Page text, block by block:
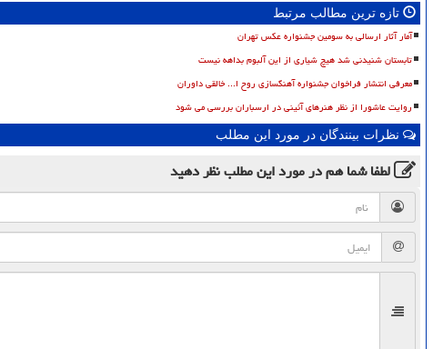
تازه ترین مطالب مرتبط
آمار آثار ارسالی به سومین جشنواره عکس تهران
تابستان شنیدنی شد هیچ شیاری از این آلبوم بداهه نیست
معرفی انتشار فراخوان جشنواره آهنگسازی روح ا... خالقی داوران
روایت عاشورا از نظر هنرهای آئینی در ارسباران بررسی می شود
نظرات بینندگان در مورد این مطلب
لطفا شما همدر مورد این مطلبنظر دهید